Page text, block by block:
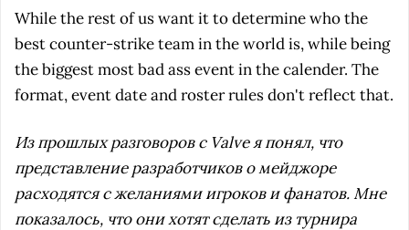
While the rest of us want it to determine who the
best counter-strike team in the world is, while being
the biggest most bad ass event in the calender. The
format, event date and roster rules don't reflect that.
Из прошлых разговоров с Valve я понял, что
представление разработчиков о мейджоре
расходятся с желаниями игроков и фанатов. Мне
показалось, что они хотят сделать из турнира